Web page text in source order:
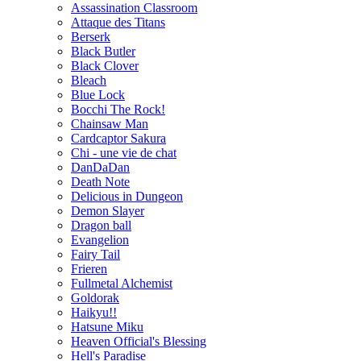
Assassination Classroom
Attaque des Titans
Berserk
Black Butler
Black Clover
Bleach
Blue Lock
Bocchi The Rock!
Chainsaw Man
Cardcaptor Sakura
Chi - une vie de chat
DanDaDan
Death Note
Delicious in Dungeon
Demon Slayer
Dragon ball
Evangelion
Fairy Tail
Frieren
Fullmetal Alchemist
Goldorak
Haikyu!!
Hatsune Miku
Heaven Official's Blessing
Hell's Paradise